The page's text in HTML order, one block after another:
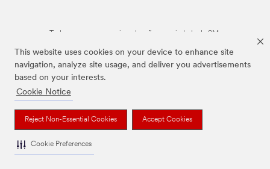
This website uses cookies on your device to enhance site
navigation, analyze site usage, and deliver you advertisements
based on your interests.
Cookie Notice
Reject Non-Essential Cookies Accept Cookies
Cookie Preferences
Todas as marcas mencionadas são propriedade da 3M.